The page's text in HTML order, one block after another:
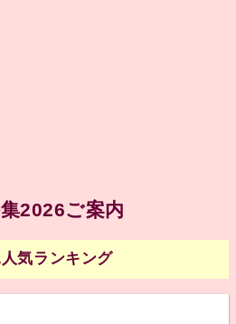
2026ご案内
気ランキング